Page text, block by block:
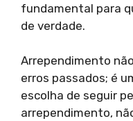
fundamental para
de verdade.
Arrependimento
erros passados; é
escolha de seguir
arrependimento,